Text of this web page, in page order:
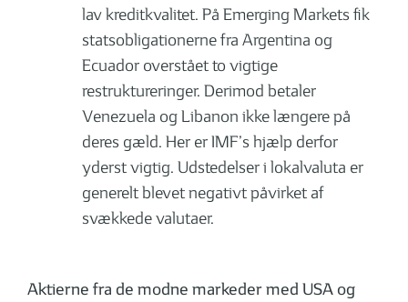
lav kreditkvalitet. På Emerging Markets fik
statsobligationerne fra Argentina og
Ecuador overstået to vigtige
restruktureringer. Derimod betaler
Venezuela og Libanon ikke længere på
deres gæld. Her er IMF’s hjælp derfor
yderst vigtig. Udstedelser i lokalvaluta er
generelt blevet negativt påvirket af
svækkede valutaer.
Aktierne fra de modne markeder med USA og